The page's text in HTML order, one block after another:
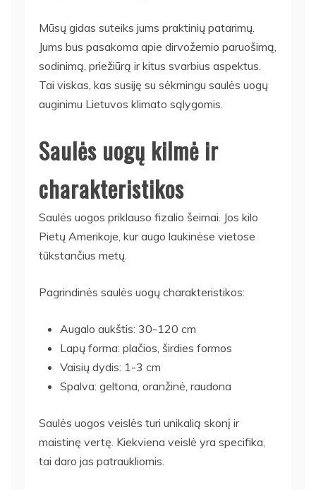
Mūsų gidas suteiks jums praktinių patarimų.
Jums bus pasakoma apie dirvožemio paruošimą,
sodinimą, priežiūrą ir kitus svarbius aspektus.
Tai viskas, kas susiję su sėkmingu saulės uogų
auginimu Lietuvos klimato sąlygomis.
Saulės uogų kilmė ir
charakteristikos
Saulės uogos priklauso fizalio šeimai. Jos kilo
Pietų Amerikoje, kur augo laukinėse vietose
tūkstančius metų.
Pagrindinės saulės uogų charakteristikos:
Augalo aukštis: 30-120 cm
Lapų forma: plačios, širdies formos
Vaisių dydis: 1-3 cm
Spalva: geltona, oranžinė, raudona
Saulės uogos veislės turi unikalią skonį ir
maistinę vertę. Kiekviena veislė yra specifika,
tai daro jas patraukliomis.